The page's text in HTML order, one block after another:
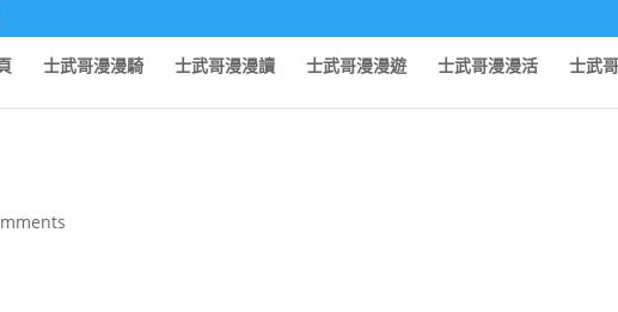
士武哥漫漫騎 士武哥漫漫讀 士武哥漫漫遊 士武哥漫漫活 士武